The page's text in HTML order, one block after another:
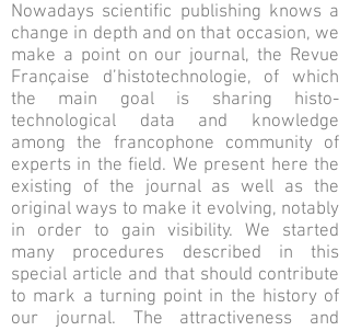
Nowadays scientific publishing knows a
change in depth and on that occasion, we
make a point on our journal, the Revue
Française d’histotechnologie, of which
the main goal is sharing histo-
technological data and knowledge
among the francophone community of
experts in the field. We present here the
existing of the journal as well as the
original ways to make it evolving, notably
in order to gain visibility. We started
many procedures described in this
special article and that should contribute
to mark a turning point in the history of
our journal. The attractiveness and